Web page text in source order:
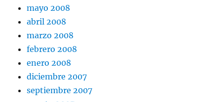
mayo 2008
abril 2008
marzo 2008
febrero 2008
enero 2008
diciembre 2007
septiembre 2007